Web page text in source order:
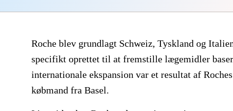
Roche blev grundlagt Schweiz, Tyskland og
specifikt oprettet til at fremstille lægemidler
internationale ekspansion var et resultat af
købmand fra Basel.